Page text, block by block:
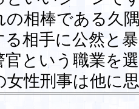
相棒である久
る相手に公然と
官という職業を
女性刑事は他に